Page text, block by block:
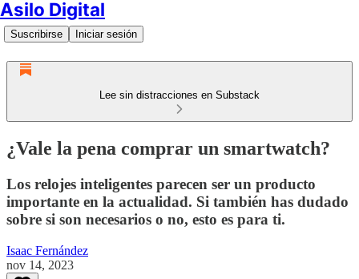
Asilo Digital
Suscribirse Iniciar sesión
Lee sin distracciones en Substack
¿Vale la pena comprar un smartwatch?
Los relojes inteligentes parecen ser un producto
importante en la actualidad. Si también has dudado
sobre si son necesarios o no, esto es para ti.
Isaac Fernández
nov 14, 2023